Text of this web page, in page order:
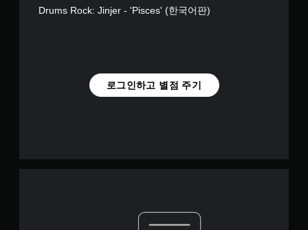
Drums Rock: Jinjer - 'Pisces' (한국어판)
로그인하고 별점 주기